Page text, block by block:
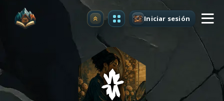
Mejorar Iniciar sesión